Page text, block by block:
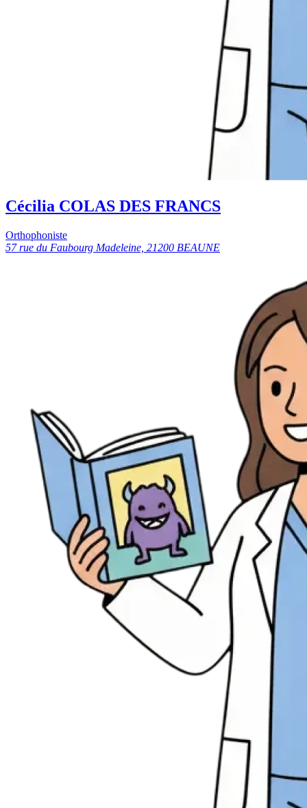
Cécilia COLAS DES FRANCS
Orthophoniste
57 rue du Faubourg Madeleine, 21200 BEAUNE